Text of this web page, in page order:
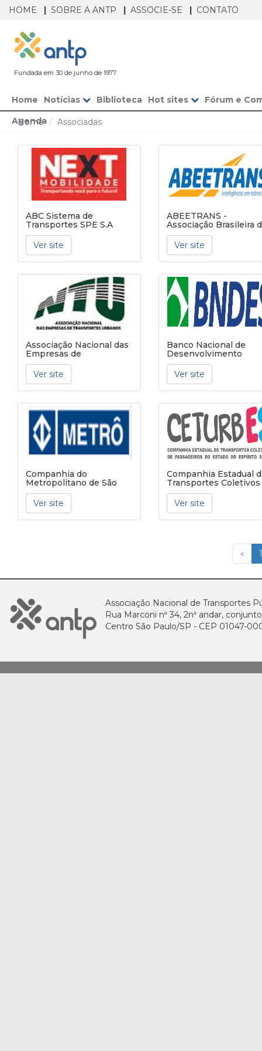
HOME SOBRE A ANTP ASSOCIE-SE CONTATO
Fundada em 30 de junho de 1977
Home Notícias Biblioteca Hot sites
Fórum e
Agenda
Home Associadas
ABC Sistema de
Transportes SPE S.A
Ver site
ABEETRANS -
Associação Brasileira
Empresas de
Engenharia de
Ver site
Associação Nacional das
Empresas de
Transportes Urbanos -
NTU
Ver site
Banco Nacional de
Desenvolvimento
Economico e Social -
BNDES
Ver site
Companhia do
Metropolitano de São
Paulo - Metrô - Sede
Ver site
Companhia Estadual
Transportes Coletivos
Passageiros do Estado
do Espírito Santo -
CETURB/ES
Ver site
« 1
Associação Nacional de Transportes
Rua Marconi nª 34, 2nª andar,
Centro São Paulo/SP - CEP 01047-